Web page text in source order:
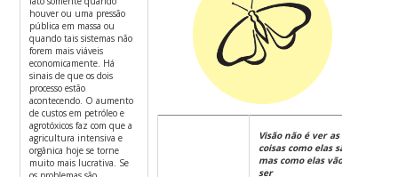
houver ou uma pressão
pública em massa ou
quando tais sistemas não
forem mais viáveis
economicamente. Há
sinais de que os dois
processo estão
acontecendo. O aumento
de custos em petróleo e
agrotóxicos faz com que a
agricultura intensiva e
orgânica hoje se torne
muito mais lucrativa. Se
Visão não é ver as
coisas como elas são
mas como elas vão
ser